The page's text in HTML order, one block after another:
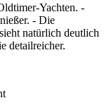
Yachten. -
- Die
natürlich deutlich
detailreicher.